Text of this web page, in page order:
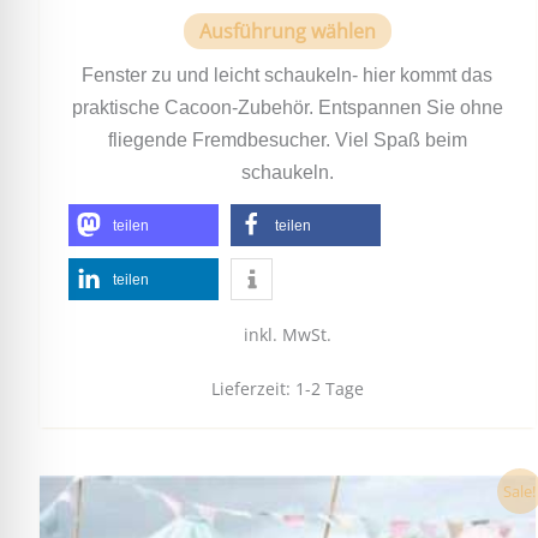
Ausführung wählen
Fenster zu und leicht schaukeln- hier kommt das
praktische Cacoon-Zubehör. Entspannen Sie ohne
fliegende Fremdbesucher. Viel Spaß beim
schaukeln.
teilen teilen
teilen
inkl. MwSt.
Lieferzeit: 1-2 Tage
Sale!
Ursprünglicher
war:
ist:
Produkt